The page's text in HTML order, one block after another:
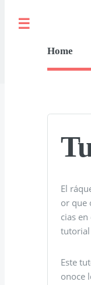
Home
El
or que
cias
tutorial
Este
onoce